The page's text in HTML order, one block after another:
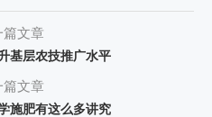
篇文章
基层农技推广水平
篇文章
施肥有这么多讲究